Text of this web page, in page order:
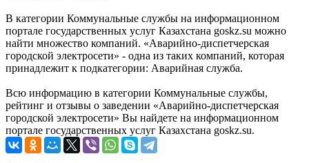
В категории Коммунальные службы на информационном
портале государственных услуг Казахстана goskz.su можно
найти множество компаний. «Аварийно-диспетчерская
городской электросети» - одна из таких компаний, которая
принадлежит к подкатегории: Аварийная служба.
Всю информацию в категории Коммунальные службы,
рейтинг и отзывы о заведении «Аварийно-диспетчерская
городской электросети» Вы найдете на информационном
портале государственных услуг Казахстана goskz.su.